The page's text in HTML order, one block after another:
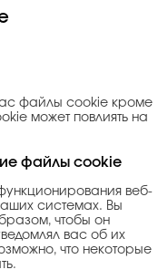
файлы cookie кроме
может повлиять на
файлы cookie
веб-
системах. Вы
чтобы он
вас об их
что некоторые